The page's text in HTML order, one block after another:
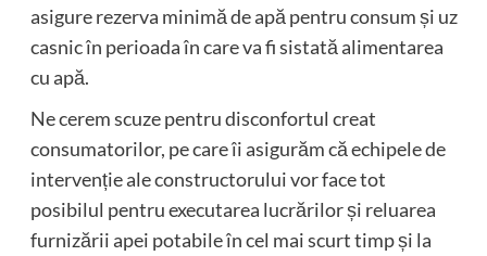
asigure rezerva minimă de apă pentru consum și uz
casnic în perioada în care va fi sistată alimentarea
cu apă.
Ne cerem scuze pentru disconfortul creat
consumatorilor, pe care îi asigurăm că echipele de
intervenție ale constructorului vor face tot
posibilul pentru executarea lucrărilor și reluarea
furnizării apei potabile în cel mai scurt timp și la